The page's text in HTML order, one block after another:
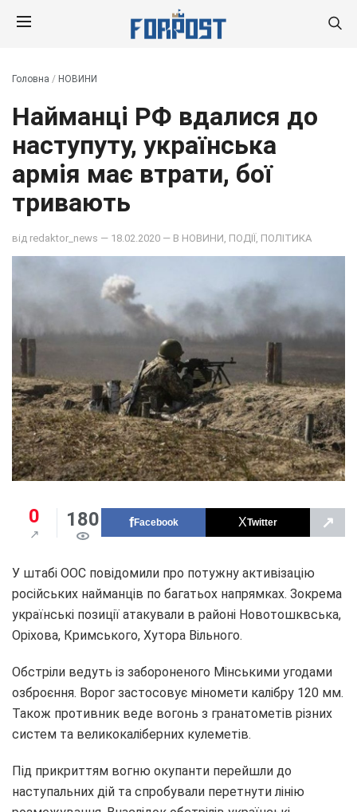
Головна / НОВИНИ
Найманці РФ вдалися до
наступуту, українська
армія має втрати, бої
тривають
від redaktor_news — 18.02.2020 — В НОВИНИ ПОДІЇ ПОЛІТИКА
0 180 Facebook Twitter ↗
У штабі ООС повідомили про потужну активізацію
російських найманців по багатьох напрямках. Зокрема
українські позиції атакували в районі Новотошквська,
Оріхова, Кримського, Хутора Вільного.
Обстріли ведуть із забороненого Мінськими угодами
озброєння. Ворог застосовує міномети калібру 120 мм.
Також противник веде вогонь з гранатометів різних
систем та великокаліберних кулеметів.
Під прикриттям вогню окупанти перейшли до
наступальних дій та спробували перетнути лінію